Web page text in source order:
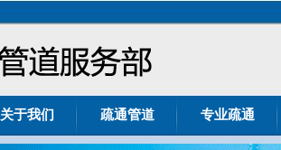
关于我们 疏通管道 专业疏通